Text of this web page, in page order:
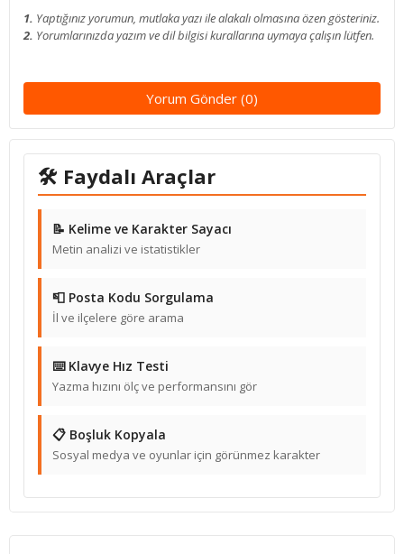
1. Yaptığınız yorumun, mutlaka yazı ile alakalı olmasına özen gösteriniz.
2. Yorumlarınızda yazım ve dil bilgisi kurallarına uymaya çalışın lütfen.
Yorum Gönder (0)
🛠 Faydalı Araçlar
📝 Kelime ve Karakter Sayacı
Metin analizi ve istatistikler
📮 Posta Kodu Sorgulama
İl ve ilçelere göre arama
⌨️ Klavye Hız Testi
Yazma hızını ölç ve performansını gör
📋 Boşluk Kopyala
Sosyal medya ve oyunlar için görünmez karakter